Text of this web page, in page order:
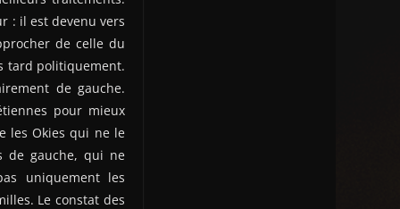
: il est devenu vers
de celle du
tard politiquement.
de gauche.
pour mieux
les Okies qui ne le
de gauche, qui ne
uniquement les
Le constat des